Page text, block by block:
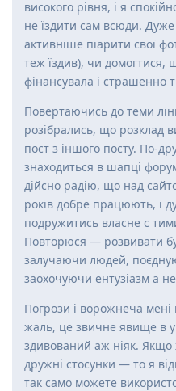
високого рівня, і я
не їздити сам всюди.
активніше піарити свої
теж їздив), чи домогтися,
фінансувала і страшенно
Повертаючись до теми
розібрались, що розклад
пост з іншого посту. По-
знаходиться в шапці
дійсно радію, що над
років добре працюють, і
подружитись власне с
Повторюся — розвивати
залучаючи людей,
заохочуючи ентузіазм а
Погрози і ворожнеча мені
жаль, це звичне явище в
здивований аж ніяк.
дружні стосунки — то я
так само можете